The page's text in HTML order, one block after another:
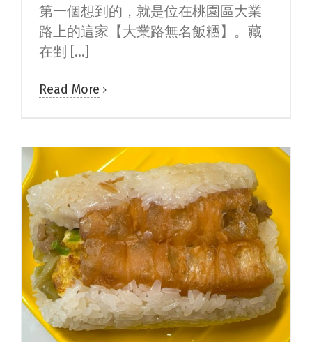
第一個想到的，就是位在桃園區大業
路上的這家【大業路無名飯糰】。藏
在剉 [...]
Read More